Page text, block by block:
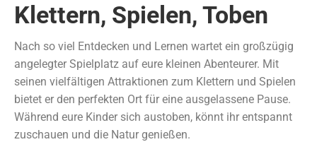
Klettern, Spielen, Toben
Nach so viel Entdecken und Lernen wartet ein großzügig
angelegter Spielplatz auf eure kleinen Abenteurer. Mit
seinen vielfältigen Attraktionen zum Klettern und Spielen
bietet er den perfekten Ort für eine ausgelassene Pause.
Während eure Kinder sich austoben, könnt ihr entspannt
zuschauen und die Natur genießen.